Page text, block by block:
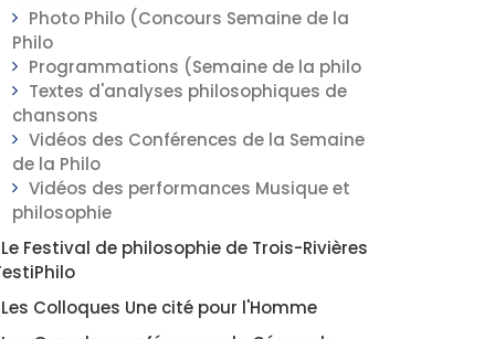
Photo Philo (Concours Semaine de la
Philo
Programmations (Semaine de la philo
Textes d'analyses philosophiques de
chansons
Vidéos des Conférences de la Semaine
de la Philo
Vidéos des performances Musique et
philosophie
Le Festival de philosophie de Trois-Rivières
Les Colloques Une cité pour l'Homme